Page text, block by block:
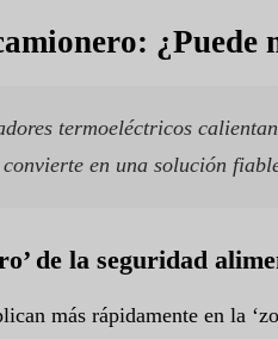
¿Puede
termoeléctricos
en una solución
de la seguridad
más rápidamente en la